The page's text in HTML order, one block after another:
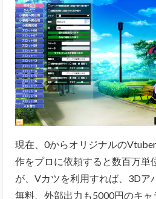
現在、0からオリジナルの
作をプロに依頼すると数百万単
が、Vカツを利用すれば、3Dア
無料、外部出力も5000円のキ